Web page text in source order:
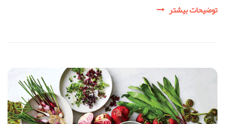
رژیم
توضیحات بیشتر